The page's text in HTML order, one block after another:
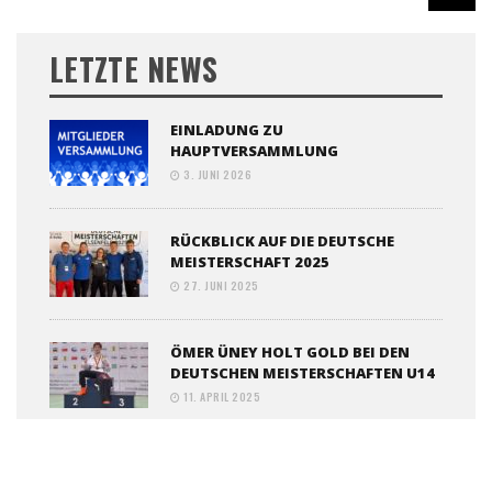
LETZTE NEWS
EINLADUNG ZU
HAUPTVERSAMMLUNG
3. JUNI 2026
RÜCKBLICK AUF DIE DEUTSCHE
MEISTERSCHAFT 2025
27. JUNI 2025
ÖMER ÜNEY HOLT GOLD BEI DEN
DEUTSCHEN MEISTERSCHAFTEN U14
11. APRIL 2025